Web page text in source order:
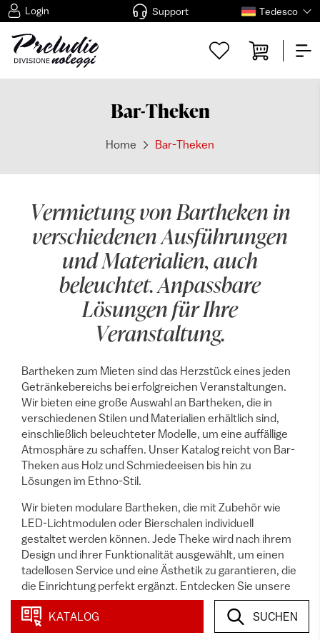
Login Support Tedesco
Bar-Theken
Home Bar-Theken
Vermietung von Bartheken in
verschiedenen Ausführungen
und Materialien, auch
beleuchtet. Anpassbare
Lösungen für Ihre
Veranstaltung.
Bartheken zum Mieten sind das Herzstück eines jeden
Getränkebereichs bei erfolgreichen Veranstaltungen.
Wir bieten eine große Auswahl an Bartheken, die in
verschiedenen Stilen und Materialien erhältlich sind,
einschließlich beleuchteter Modelle, um eine auffällige
Atmosphäre zu schaffen. Unser Katalog reicht von Bar-
Theken aus Holz und Schmiedeeisen bis hin zu
Lösungen im Ethno-Stil.
Wir bieten modulare Bartheken, die mit Zubehör wie
LED-Lichtmodulen oder Bierschalen individuell
gestaltet werden können. Jede Theke wird nach ihrem
Design und ihrer Funktionalität ausgewählt, um einen
tadellosen Service und eine Ästhetik zu garantieren, die
die Einrichtung perfekt ergänzt. Entdecken Sie unsere
Kollektionen, um den idealen Bartresen für Hochzeiten,
Empfänge, Catering, Firmenveranstaltungen und
private Partys zu finden.
KATALOG SUCHEN